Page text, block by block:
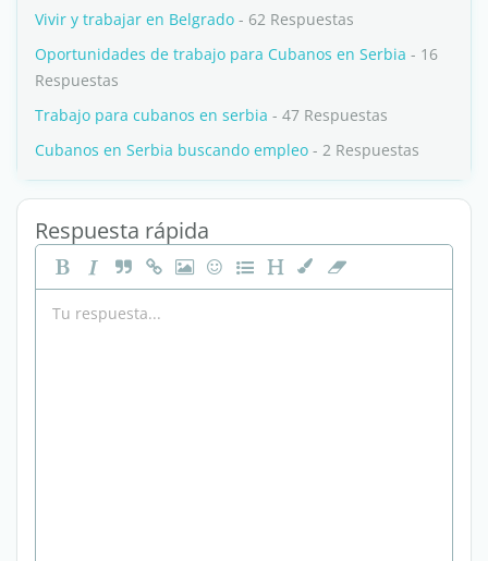
Vivir y trabajar en Belgrado - 62 Respuestas
Oportunidades de trabajo para Cubanos en Serbia - 16
Respuestas
Trabajo para cubanos en serbia - 47 Respuestas
Cubanos en Serbia buscando empleo - 2 Respuestas
Respuesta rápida